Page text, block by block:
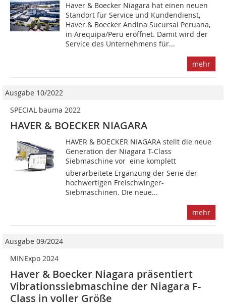
Haver & Boecker Niagara hat einen neuen
Standort für Service und Kundendienst,
Haver & Boecker Andina Sucursal Peruana,
in Arequipa/Peru eröffnet. Damit wird der
Service des Unternehmens für...
mehr
Ausgabe 10/2022
SPECIAL bauma 2022
HAVER & BOECKER NIAGARA
HAVER & BOECKER NIAGARA stellt die neue
Generation der Niagara T-Class
Siebmaschine vor  eine komplett
überarbeitete Ergänzung der Serie der
hochwertigen Freischwinger-
Siebmaschinen. Die neue...
mehr
Ausgabe 09/2024
MINExpo 2024
Haver & Boecker Niagara präsentiert
Vibrationssiebmaschine der Niagara F-
Class in voller Größe